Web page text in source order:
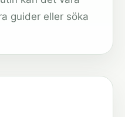
guider eller söka